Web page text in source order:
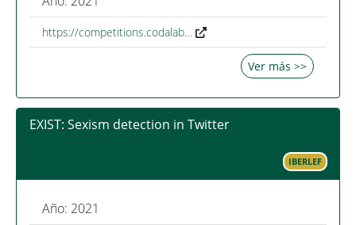
https://competitions.codalab…
Ver más >>
EXIST: Sexism detection in Twitter
IBERLEF
Año: 2021